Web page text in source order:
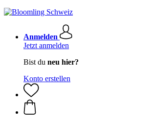
Anmelden
Jetzt anmelden
Bist du neu hier?
Konto erstellen